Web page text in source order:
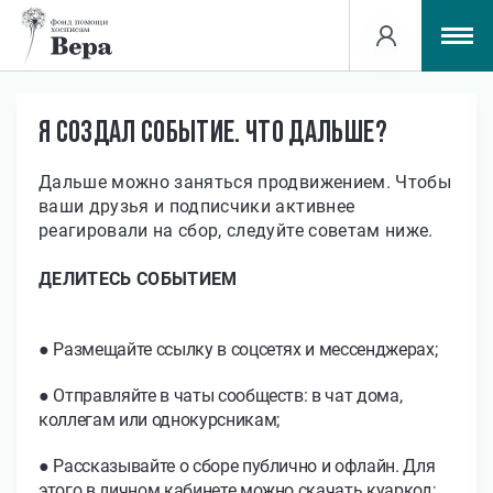
Сборы
Подсказки организаторам
СОЗДАТЬ СБОР
ПОМОЧЬ ФОНДУ
Я СОЗДАЛ СОБЫТИЕ. ЧТО ДАЛЬШЕ?
Дальше можно заняться продвижением. Чтобы
ваши друзья и подписчики активнее
реагировали на сбор, следуйте советам ниже.
ДЕЛИТЕСЬ СОБЫТИЕМ
● Размещайте ссылку в соцсетях и мессенджерах;
● Отправляйте в чаты сообществ: в чат дома,
коллегам или однокурсникам;
● Рассказывайте о сборе публично и офлайн. Для